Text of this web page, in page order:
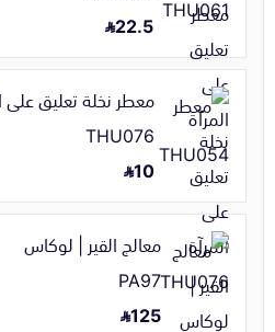
22.5
معطر نخلة تعليق على
THU076
10
معالج القير | لوكاس
PA97
125